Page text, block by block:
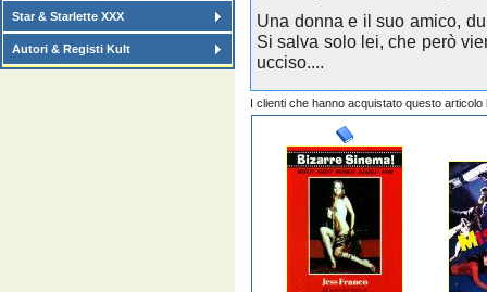
Star & Starlette XXX
Autori & Registi Kult
Una donna e il suo amico,
Si salva solo lei, che però
ucciso....
I clienti che hanno acquistato questo